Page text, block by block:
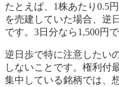
たとえば、1株あたり0.5
を売建していた場合、逆
です。3日分なら1,500円で
逆日歩で特に注意したい
しないことです。権利付
集中している銘柄では、